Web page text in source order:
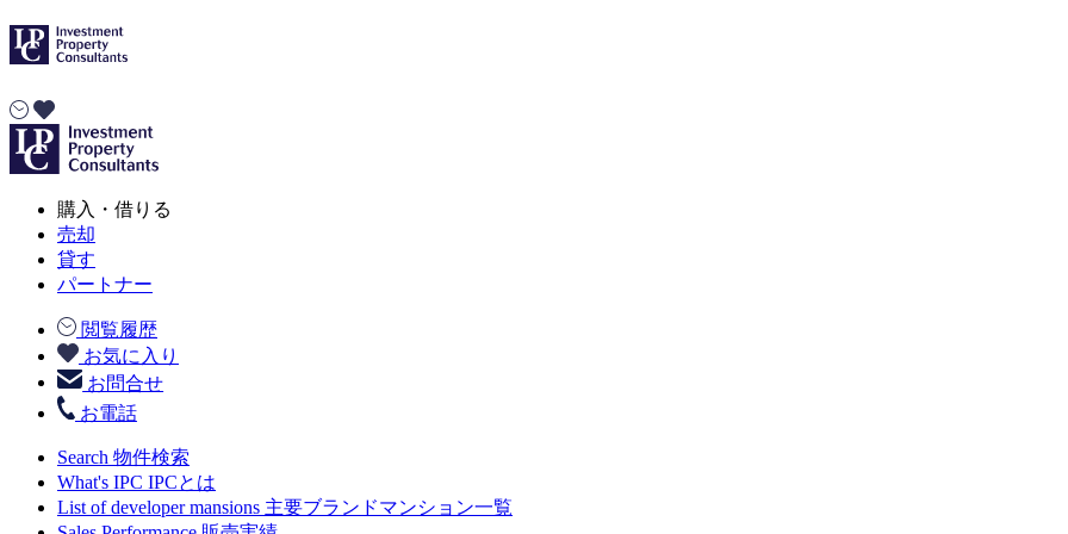
購入・借りる
売却
貸す
パートナー
閲覧履歴
お気に入り
お問合せ
お電話
Search 物件検索
What's IPC IPCとは
List of developer mansions 主要ブランドマンション一覧